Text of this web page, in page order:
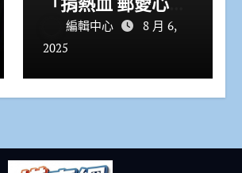
公益活動
編輯中心
8 月 6,
2025